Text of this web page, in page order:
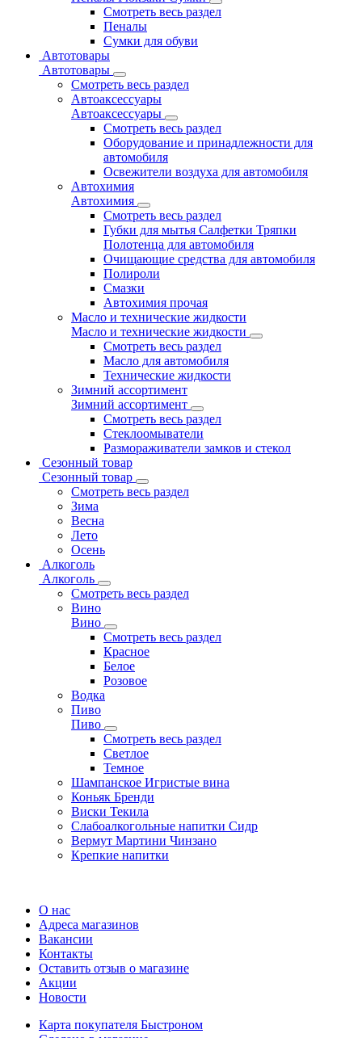
Смотреть весь раздел
Пеналы
Сумки для обуви
Автотовары
Автотовары
Смотреть весь раздел
Автоаксессуары
Автоаксессуары
Смотреть весь раздел
Оборудование и принадлежности для
автомобиля
Освежители воздуха для автомобиля
Автохимия
Автохимия
Смотреть весь раздел
Губки для мытья Салфетки Тряпки
Полотенца для автомобиля
Очищающие средства для автомобиля
Полироли
Смазки
Автохимия прочая
Масло и технические жидкости
Масло и технические жидкости
Смотреть весь раздел
Масло для автомобиля
Технические жидкости
Зимний ассортимент
Зимний ассортимент
Смотреть весь раздел
Стеклоомыватели
Размораживатели замков и стекол
Сезонный товар
Сезонный товар
Смотреть весь раздел
Зима
Весна
Лето
Осень
Алкоголь
Алкоголь
Смотреть весь раздел
Вино
Вино
Смотреть весь раздел
Красное
Белое
Розовое
Водка
Пиво
Пиво
Смотреть весь раздел
Cветлое
Темное
Шампанское Игристые вина
Коньяк Бренди
Виски Текила
Слабоалкогольные напитки Сидр
Вермут Мартини Чинзано
Крепкие напитки
О нас
Адреса магазинов
Вакансии
Контакты
Оставить отзыв о магазине
Акции
Новости
Карта покупателя Быстроном